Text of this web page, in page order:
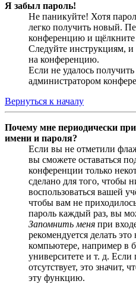
Я забыл пароль!
Не паникуйте! Хотя
легко получить новый.
конференцию и щёлкните
Следуйте инструкциям,
на конференцию.
Если не удалось
администратором
Вернуться к началу
Почему мне периодически
имени и пароля?
Если вы не отметили
вы сможете оставаться
конференции только
сделано для того, чтобы
воспользоваться вашей
чтобы вам не
пароль каждый раз, вы
Запомнить меня при
рекомендуется делать
компьютере, например в
университете и т. д. Если
отсутствует, это значит,
эту функцию.